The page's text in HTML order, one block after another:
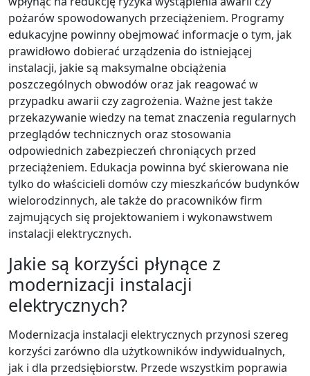
pożarów spowodowanych przeciążeniem. Programy
edukacyjne powinny obejmować informacje o tym, jak
prawidłowo dobierać urządzenia do istniejącej
instalacji, jakie są maksymalne obciążenia
poszczególnych obwodów oraz jak reagować w
przypadku awarii czy zagrożenia. Ważne jest także
przekazywanie wiedzy na temat znaczenia regularnych
przeglądów technicznych oraz stosowania
odpowiednich zabezpieczeń chroniących przed
przeciążeniem. Edukacja powinna być skierowana nie
tylko do właścicieli domów czy mieszkańców budynków
wielorodzinnych, ale także do pracowników firm
zajmujących się projektowaniem i wykonawstwem
instalacji elektrycznych.
Jakie są korzyści płynące z
modernizacji instalacji
elektrycznych?
Modernizacja instalacji elektrycznych przynosi szereg
korzyści zarówno dla użytkowników indywidualnych,
jak i dla przedsiębiorstw. Przede wszystkim poprawia